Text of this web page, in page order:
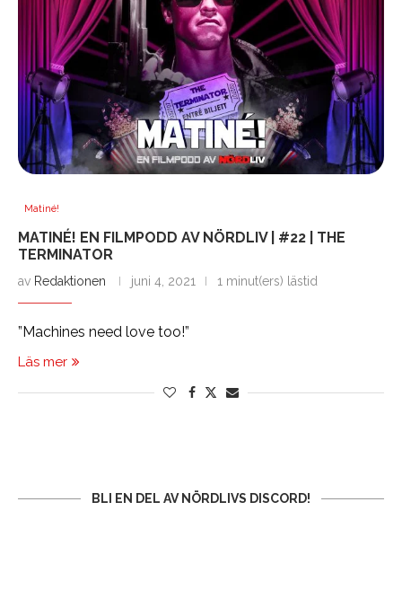
Matiné!
MATINÉ! EN FILMPODD AV NÖRDLIV | #22 | THE
TERMINATOR
av Redaktionen juni 4, 2021 1 minut(ers) lästid
”Machines need love too!”
Läs mer
BLI EN DEL AV NÖRDLIVS DISCORD!